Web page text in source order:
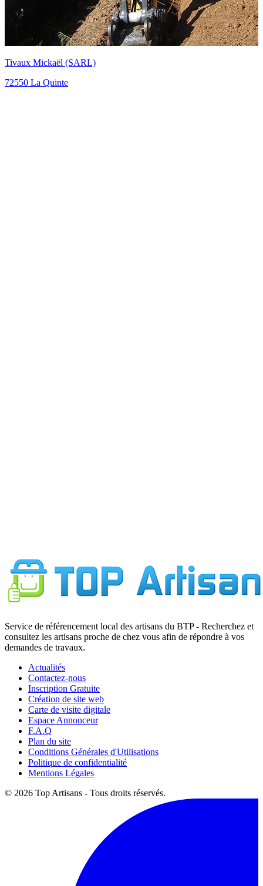
Fouquet (SARL)
72550 La Quinte
Service de référencement local des artisans du BTP - Recherchez et
consultez les artisans proche de chez vous afin de répondre à vos
demandes de travaux.
Actualités
Contactez-nous
Inscription Gratuite
Création de site web
Carte de visite digitale
Espace Annonceur
F.A.Q
Plan du site
Conditions Générales d'Utilisations
Politique de confidentialité
Mentions Légales
© 2026 Top Artisans - Tous droits réservés.